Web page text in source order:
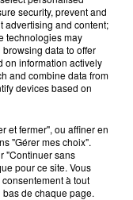
un accident à
opération
security, prevent and
advertising and content;
technologies may
data to offer
on information actively
and combine data from
devices based on
et fermer", ou affiner en
"Gérer mes choix".
"Continuer sans
pour ce site. Vous
à tout
de chaque page.